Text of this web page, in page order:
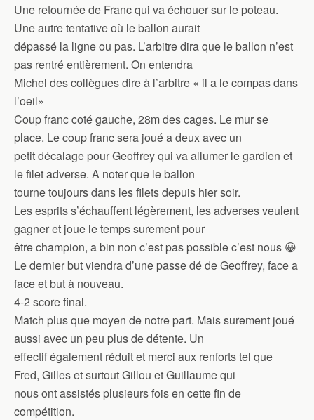
Une retournée de Franc qui va échouer sur le poteau.
Une autre tentative où le ballon aurait
dépassé la ligne ou pas. L’arbitre dira que le ballon n’est
pas rentré entièrement. On entendra
Michel des collègues dire à l’arbitre « il a le compas dans
l’oeil»
Coup franc coté gauche, 28m des cages. Le mur se
place. Le coup franc sera joué a deux avec un
petit décalage pour Geoffrey qui va allumer le gardien et
le filet adverse. A noter que le ballon
tourne toujours dans les filets depuis hier soir.
Les esprits s’échauffent légèrement, les adverses veulent
gagner et joue le temps surement pour
être champion, a bin non c’est pas possible c’est nous 😀
Le dernier but viendra d’une passe dé de Geoffrey, face a
face et but à nouveau.
4-2 score final.
Match plus que moyen de notre part. Mais surement joué
aussi avec un peu plus de détente. Un
effectif également réduit et merci aux renforts tel que
Fred, Gilles et surtout Gillou et Guillaume qui
nous ont assistés plusieurs fois en cette fin de
compétition.